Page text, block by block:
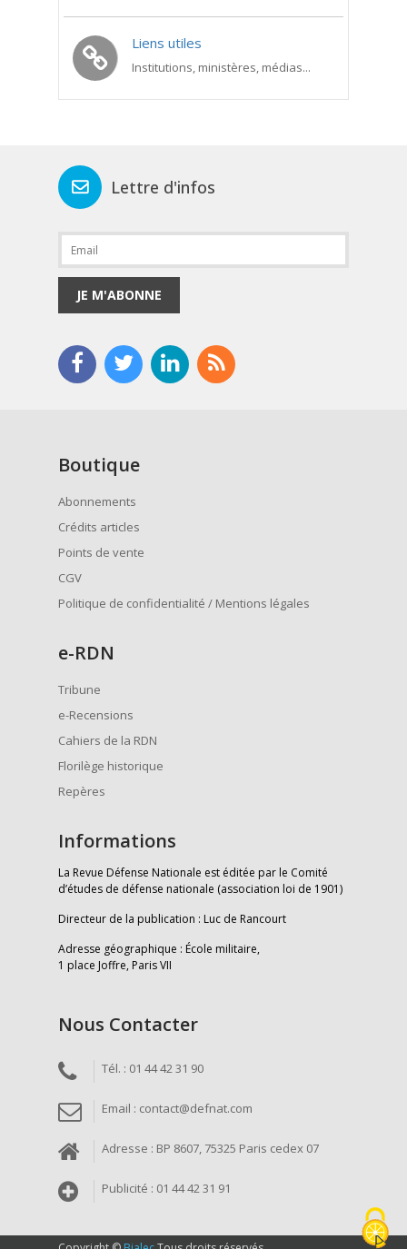
Liens utiles
Institutions, ministères, médias...
Lettre d'infos
JE M'ABONNE
Boutique
Abonnements
Crédits articles
Points de vente
CGV
Politique de confidentialité / Mentions légales
e-RDN
Tribune
e-Recensions
Cahiers de la RDN
Florilège historique
Repères
Informations
La Revue Défense Nationale est éditée par le Comité
d’études de défense nationale (association loi de 1901)
Directeur de la publication : Luc de Rancourt
Adresse géographique : École militaire,
1 place Joffre, Paris VII
Nous Contacter
Tél. : 01 44 42 31 90
Email : contact@defnat.com
Adresse : BP 8607, 75325 Paris cedex 07
Publicité : 01 44 42 31 91